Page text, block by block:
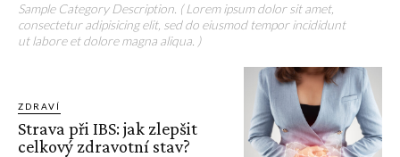
Sample Category Description. ( Lorem ipsum dolor sit amet,
consectetur adipisicing elit, sed do eiusmod tempor incididunt
ut labore et dolore magna aliqua. )
ZDRAVÍ
Strava při IBS: jak zlepšit
celkový zdravotní stav?